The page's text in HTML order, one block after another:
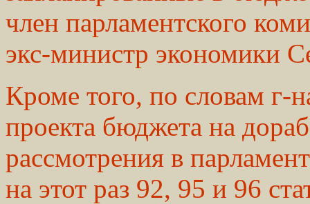
член парламентского
экс-министр экономики
Кроме того, по словам г-
проекта бюджета на
рассмотрения в
на этот раз 92, 95 и 96